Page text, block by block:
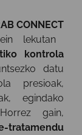
CONNECT
lekutan
kontrola
datu
presioak,
egindako
gain,